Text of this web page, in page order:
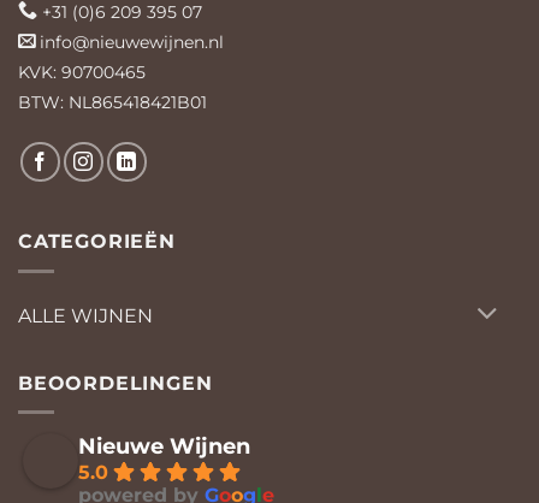
+31 (0)6 209 395 07
info@nieuwewijnen.nl
KVK: 90700465
BTW: NL865418421B01
CATEGORIEËN
ALLE WIJNEN
BEOORDELINGEN
Nieuwe Wijnen
5.0
powered by Goog e